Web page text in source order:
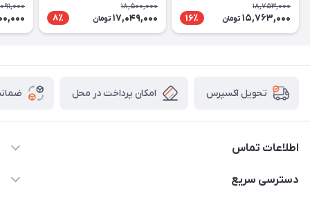
18,753,000
15,763,000 تومان 16٪
18,500,000
17,049,000 تومان 8٪
تحویل اکسپرس امکان پرداخت در محل
اطلاعات تماس
09398557137
دسترسی سریع